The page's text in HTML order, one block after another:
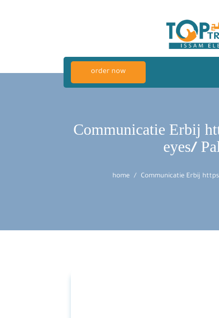
order now
Communicatie Erbij
eyes/
home Communicatie Erbij